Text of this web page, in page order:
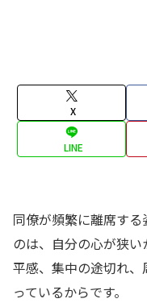
X
LINE
同僚が頻繁に離席す
のは、自分の心が狭
平感、集中の途切れ
っているからです。